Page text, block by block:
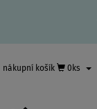
nákupní košík 0ks